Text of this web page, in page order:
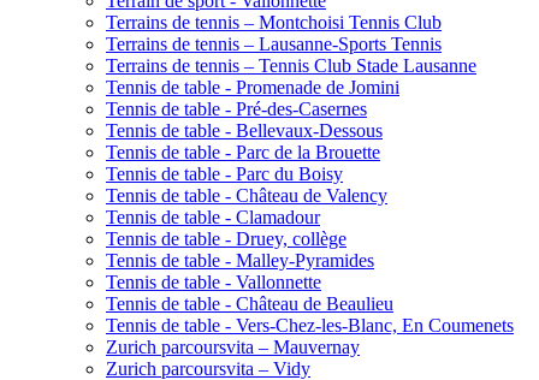
Terrains de tennis – Montchoisi Tennis Club
Terrains de tennis – Lausanne-Sports Tennis
Terrains de tennis – Tennis Club Stade Lausanne
Tennis de table - Promenade de Jomini
Tennis de table - Pré-des-Casernes
Tennis de table - Bellevaux-Dessous
Tennis de table - Parc de la Brouette
Tennis de table - Parc du Boisy
Tennis de table - Château de Valency
Tennis de table - Clamadour
Tennis de table - Druey, collège
Tennis de table - Malley-Pyramides
Tennis de table - Vallonnette
Tennis de table - Château de Beaulieu
Tennis de table - Vers-Chez-les-Blanc, En Coumenets
Zurich parcoursvita – Mauvernay
Zurich parcoursvita – Vidy